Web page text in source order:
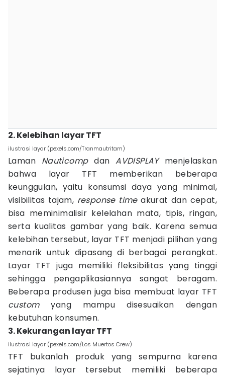
2. Kelebihan layar TFT
ilustrasi layar (pexels.com/Tranmautritam)
Laman NauticompdanAVDISPLAY menjelaskan
bahwa layar TFT memberikan beberapa
keunggulan, yaitu konsumsi daya yang minimal,
visibilitas tajam, response timeakurat dan cepat,
bisa meminimalisir kelelahan mata, tipis, ringan,
serta kualitas gambar yang baik. Karena semua
kelebihan tersebut, layar TFT menjadi pilihan yang
menarik untuk dipasang di berbagai perangkat.
Layar TFT juga memiliki fleksibilitas yang tinggi
sehingga pengaplikasiannya sangat beragam.
Beberapa produsen juga bisa membuat layar TFT
customyang mampu disesuaikan dengan
kebutuhan konsumen.
3. Kekurangan layar TFT
ilustrasi layar (pexels.com/Los Muertos Crew)
TFT bukanlah produk yang sempurna karena
sejatinya layar tersebut memiliki beberapa